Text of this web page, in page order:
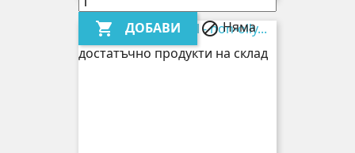
 ДОБАВИ Няма
достатъчно продукти на склад